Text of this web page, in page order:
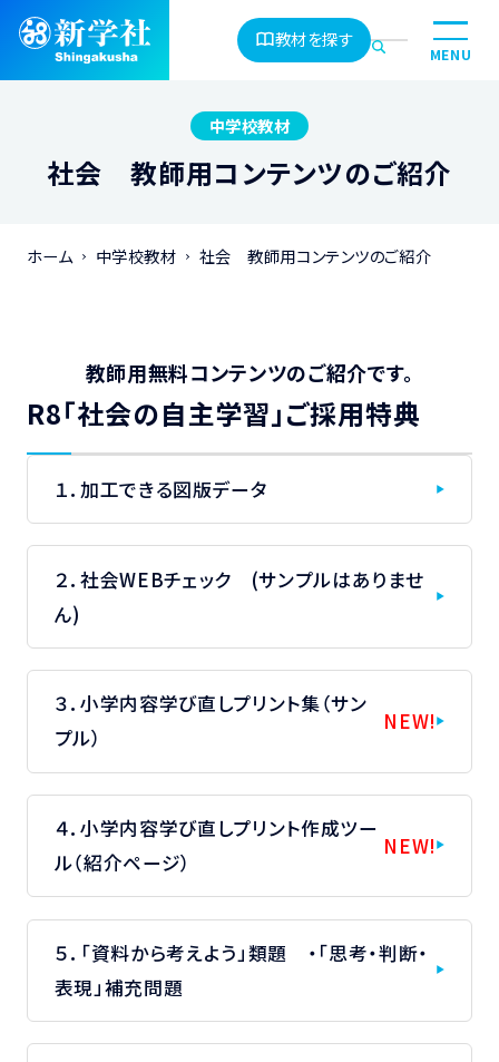
教材を探す
MENU
中学校教材
社会 教師用コンテンツのご紹介
ホーム 中学校教材 社会 教師用コンテンツのご紹介
教師用無料コンテンツのご紹介です。
R8「社会の自主学習」ご採用特典
１．加工できる図版データ
２．社会WEBチェック (サンプルはありませ
ん)
３．小学内容学び直しプリント集（サン
プル）
NEW!
４．小学内容学び直しプリント作成ツー
ル（紹介ページ）
NEW!
５．「資料から考えよう」類題 ・「思考・判断・
表現」補充問題